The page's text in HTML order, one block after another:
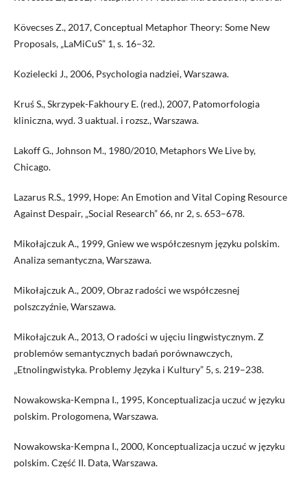
Kövecses Z., 2017, Conceptual Metaphor Theory: Some New
Proposals, „LaMiCuS” 1, s. 16–32.
Kozielecki J., 2006, Psychologia nadziei, Warszawa.
Kruś S., Skrzypek-Fakhoury E. (red.), 2007, Patomorfologia
kliniczna, wyd. 3 uaktual. i rozsz., Warszawa.
Lakoff G., Johnson M., 1980/2010, Metaphors We Live by,
Chicago.
Lazarus R.S., 1999, Hope: An Emotion and Vital Coping Resource
Against Despair, „Social Research” 66, nr 2, s. 653–678.
Mikołajczuk A., 1999, Gniew we współczesnym języku polskim.
Analiza semantyczna, Warszawa.
Mikołajczuk A., 2009, Obraz radości we współczesnej
polszczyźnie, Warszawa.
Mikołajczuk A., 2013, O radości w ujęciu lingwistycznym. Z
problemów semantycznych badań porównawczych,
„Etnolingwistyka. Problemy Języka i Kultury” 5, s. 219–238.
Nowakowska-Kempna I., 1995, Konceptualizacja uczuć w języku
polskim. Prologomena, Warszawa.
Nowakowska-Kempna I., 2000, Konceptualizacja uczuć w języku
polskim. Część II. Data, Warszawa.